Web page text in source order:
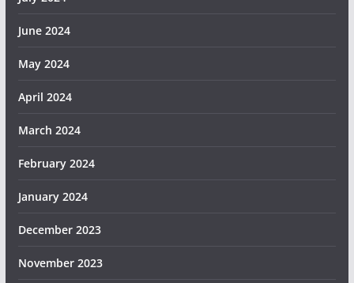
June 2024
May 2024
April 2024
March 2024
February 2024
January 2024
December 2023
November 2023